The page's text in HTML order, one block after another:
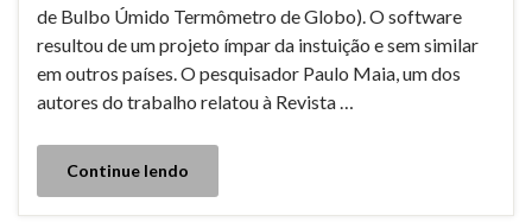
de Bulbo Úmido Termômetro de Globo). O software
resultou de um projeto ímpar da instuição e sem similar
em outros países. O pesquisador Paulo Maia, um dos
autores do trabalho relatou à Revista …
Continue lendo